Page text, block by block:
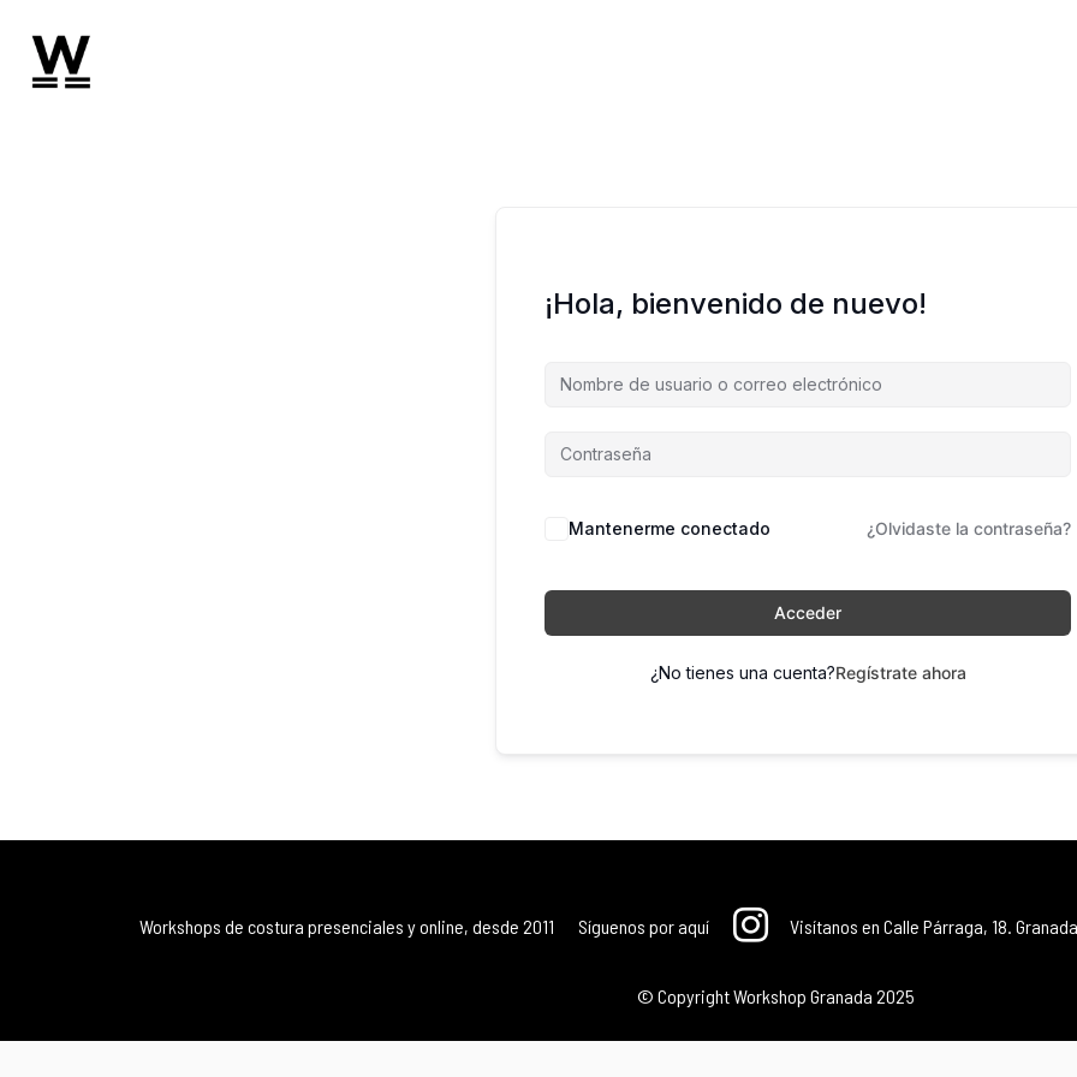
¡Hola, bienvenido de nuevo!
Mantenerme conectado ¿Olvidaste la contraseña?
Acceder
¿No tienes una cuenta?Regístrate ahora
Workshops de costura presenciales y online, desde 2011 Síguenos por aquí Visítanos en Calle Párraga, 18.
© Copyright Workshop Granada 2025